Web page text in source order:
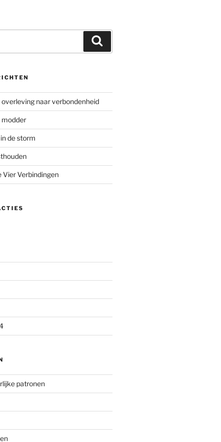
naar verbondenheid
modder
de storm
Vier Verbindingen
patronen